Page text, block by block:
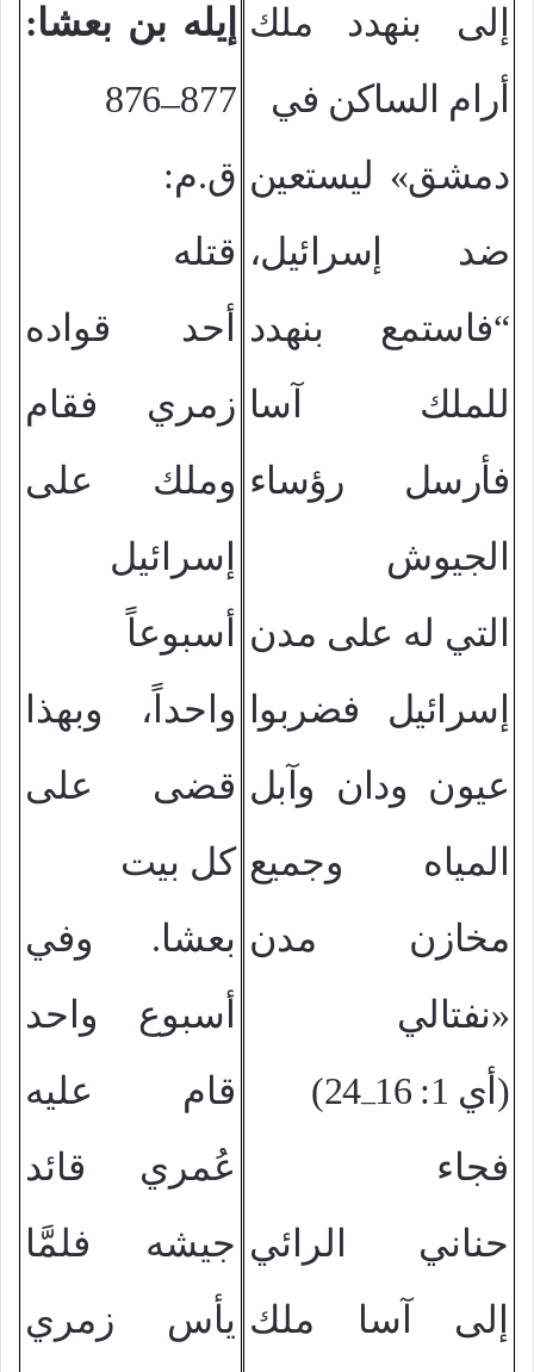
إلى بنهدد ملك
أرام الساكن في
دمشق» ليستعين
ضد إسرائيل،
“فاستمع بنهدد
للملك آسا
فأرسل رؤساء
الجيوش
التي له على مدن
إسرائيل فضربوا
عيون ودان وآبل
المياه وجميع
مخازن مدن
نفتالي»
(2أي 1: 16
–
4)
فجاء
حناني الرائي
إلى آسا ملك
إيله بن بعشا:
877
–
876
ق.م:
قتله
أحد قواده
زمري فقام
وملك على
إسرائيل
أسبوعاً
واحداً، وبهذا
قضى على
كل بيت
بعشا. وفي
أسبوع واحد
قام عليه
عُمري قائد
جيشه فلمَّا
يأس زمري